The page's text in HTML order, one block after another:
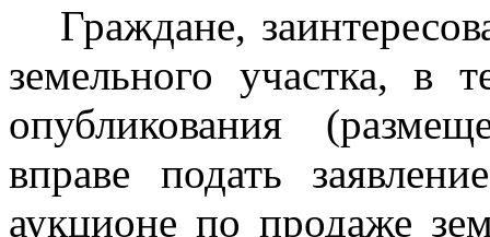
Граждане,
земельного участка, в
опубликования
вправе подать
аукционе по продаже